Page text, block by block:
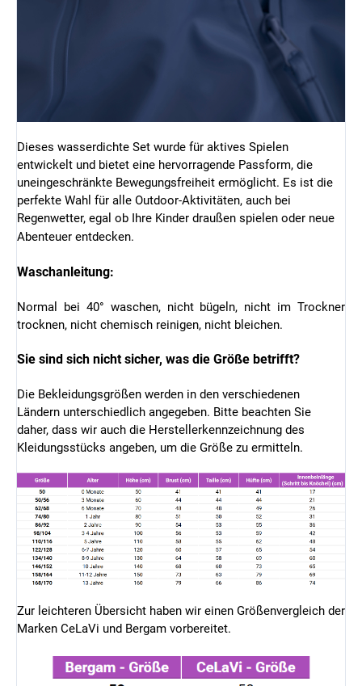
Dieses wasserdichte Set wurde für aktives Spielen
entwickelt und bietet eine hervorragende Passform, die
uneingeschränkte Bewegungsfreiheit ermöglicht. Es ist die
perfekte Wahl für alle Outdoor-Aktivitäten, auch bei
Regenwetter, egal ob Ihre Kinder draußen spielen oder neue
Abenteuer entdecken.
Waschanleitung:
Normal bei 40° waschen, nicht bügeln, nicht im Trockner
trocknen, nicht chemisch reinigen, nicht bleichen.
Sie sind sich nicht sicher, was die Größe betrifft?
Die Bekleidungsgrößen werden in den verschiedenen
Ländern unterschiedlich angegeben. Bitte beachten Sie
daher, dass wir auch die Herstellerkennzeichnung des
Kleidungsstücks angeben, um die Größe zu ermitteln.
Zur leichteren Übersicht haben wir einen Größenvergleich der
Marken CeLaVi und Bergam vorbereitet.